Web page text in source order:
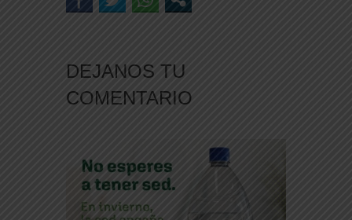
DEJANOS TU
COMENTARIO